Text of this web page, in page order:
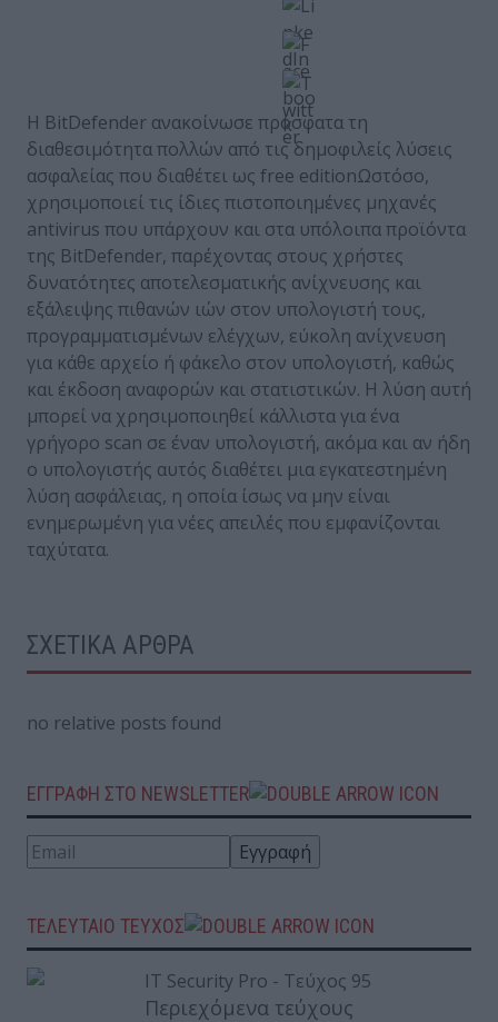
H BitDefender ανακοίνωσε πρόσφατα τη
διαθεσιμότητα πολλών από τις δημοφιλείς λύσεις
ασφαλείας που διαθέτει ως free editionΩστόσο,
χρησιμοποιεί τις ίδιες πιστοποιημένες μηχανές
antivirus που υπάρχουν και στα υπόλοιπα προϊόντα
της BitDefender, παρέχοντας στους χρήστες
δυνατότητες αποτελεσματικής ανίχνευσης και
εξάλειψης πιθανών ιών στον υπολογιστή τους,
προγραμματισμένων ελέγχων, εύκολη ανίχνευση
για κάθε αρχείο ή φάκελο στον υπολογιστή, καθώς
και έκδοση αναφορών και στατιστικών. Η λύση αυτή
μπορεί να χρησιμοποιηθεί κάλλιστα για ένα
γρήγορο scan σε έναν υπολογιστή, ακόμα και αν ήδη
ο υπολογιστής αυτός διαθέτει μια εγκατεστημένη
λύση ασφάλειας, η οποία ίσως να μην είναι
ενημερωμένη για νέες απειλές που εμφανίζονται
ταχύτατα.
ΣΧΕΤΙΚΑ ΑΡΘΡΑ
no relative posts found
ΕΓΓΡΑΦΗ ΣΤΟ NEWSLETTER
ΤΕΛΕΥΤΑΙΟ ΤΕΥΧΟΣ
Περιεχόμενα τεύχους